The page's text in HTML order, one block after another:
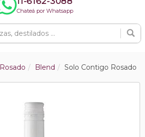
Chateá por Whatsapp
Rosado Blend Solo Contigo Rosado